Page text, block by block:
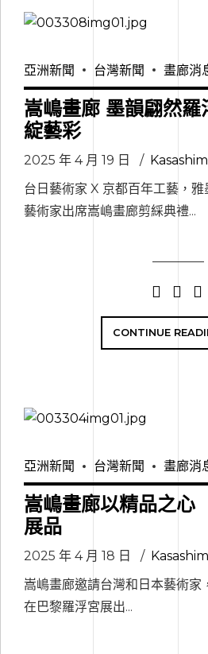
亞洲新聞 台灣新聞 畫廊消
嵩嶋畫廊 墨韻翩然
綻藝彩
2025 年 4 月 19 日
台日藝術家 X 京都百年工藝，雅
藝術家出席嵩嶋畫廊剪綵典禮...
CONTINUE
亞洲新聞 台灣新聞 畫廊消
嵩嶋畫廊以精品之
展品
2025 年 4 月 18 日
嵩嶋畫廊邀請台灣和日本藝術家
在巴黎羅浮宮展出...